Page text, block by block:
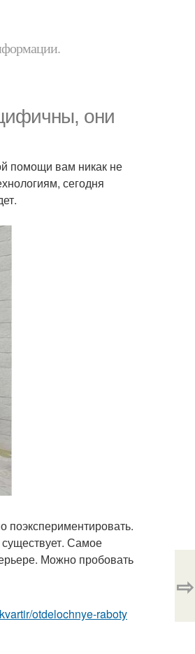
они
помощи вам никак не
сегодня
поэкспериментировать.
Самое
Можно пробовать
otdelochnye-raboty
⇨